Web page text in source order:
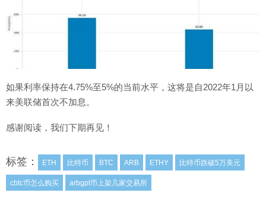
如果利率保持在4.75%至5%的当前水平，这将是自2022年1月以
来美联储首次不加息。
感谢阅读，我们下期再见！
标签： ETH 比特币 BTC ARB ETHY 比特币跌破5万美元
cbtc币怎么购买 arbgpt币上架几家交易所